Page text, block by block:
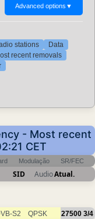
Advanced options ▼
stations
Data
recent removals
- Most recent
CET
Modulação SR/FEC
SID AudioAtual.
S2 QPSK 27500 3/4